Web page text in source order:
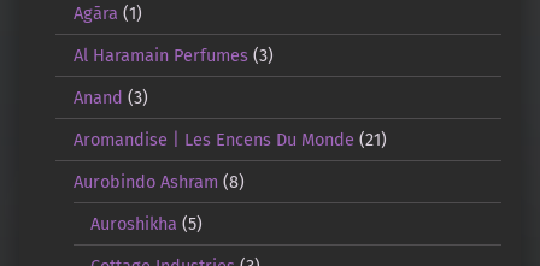
Agāra (1)
Al Haramain Perfumes(3)
Anand (3)
Aromandise | Les Encens Du Monde (21)
Aurobindo Ashram (8)
Auroshikha (5)